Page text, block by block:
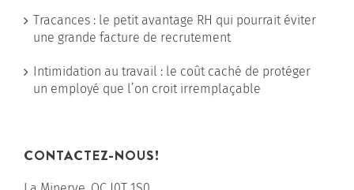
Tracances : le petit avantage RH qui pourrait éviter
une grande facture de recrutement
Intimidation au travail : le coût caché de protéger
un employé que l’on croit irremplaçable
CONTACTEZ-NOUS!